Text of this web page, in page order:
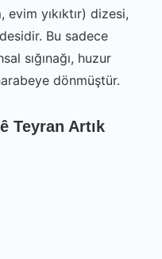
yıkıktır) dizesi,
Bu sadece
sığınağı, huzur
dönmüştür.
Teyran Artık